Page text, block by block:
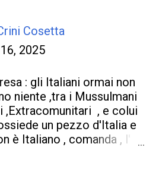
. Certamente ora passerà
Russia e all' Ucraina ,
che l' Euro...
e , scusatemi dirlo :
, la trachettatrice della
della mediazione , di
i problemi , ma
quella di farsi
il più possibile , e
sotto i riflettori , di far
di se stessa un po' troppo
che pure
aveva. ! . Forse vorrà
Cosetta
2025
: gli Italiani ormai non
niente ,tra i Mussulmani
,Extracomunitari , e colui
un pezzo d'Italia e
è Italiano , comanda , l'